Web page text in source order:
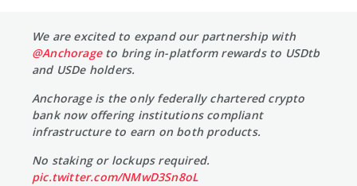
We are excited to expand our partnership with
@Anchorageto bring in-platform rewards to USDtb
and USDe holders.
Anchorage is the only federally chartered crypto
bank now offering institutions compliant
infrastructure to earn on both products.
No staking or lockups required.
pic.twitter.com/NMwD3Sn8oL